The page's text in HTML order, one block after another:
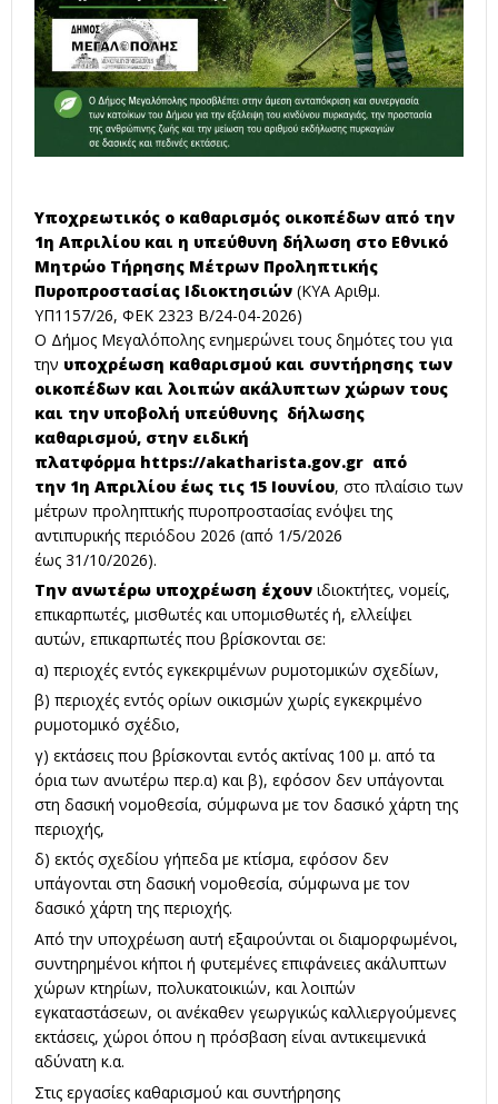
Υποχρεωτικός ο καθαρισμός οικοπέδων από την
1η Απριλίου και η υπεύθυνη δήλωση στο Εθνικό
Μητρώο Τήρησης Μέτρων Προληπτικής
Πυροπροστασίας Ιδιοκτησιών (ΚΥΑ Αριθμ.
ΥΠ1157/26, ΦΕΚ 2323 Β/24-04-2026)
Ο Δήμος Μεγαλόπολης ενημερώνει τους δημότες του για
την υποχρέωση καθαρισμού και συντήρησης των
οικοπέδων και λοιπών ακάλυπτων χώρων τους
και την υποβολή υπεύθυνης δήλωσης
καθαρισμού, στην ειδική
πλατφόρμα https://akatharista.gov.gr από
την 1η Απριλίου έως τις 15 Ιουνίου, στο πλαίσιο των
μέτρων προληπτικής πυροπροστασίας ενόψει της
αντιπυρικής περιόδου 2026 (από 1/5/2026
έως 31/10/2026).
Την ανωτέρω υποχρέωση έχουν ιδιοκτήτες, νομείς,
επικαρπωτές, μισθωτές και υπομισθωτές ή, ελλείψει
αυτών, επικαρπωτές που βρίσκονται σε:
α) περιοχές εντός εγκεκριμένων ρυμοτομικών σχεδίων,
β) περιοχές εντός ορίων οικισμών χωρίς εγκεκριμένο
ρυμοτομικό σχέδιο,
γ) εκτάσεις που βρίσκονται εντός ακτίνας 100 μ. από τα
όρια των ανωτέρω περ.α) και β), εφόσον δεν υπάγονται
στη δασική νομοθεσία, σύμφωνα με τον δασικό χάρτη της
περιοχής,
δ) εκτός σχεδίου γήπεδα με κτίσμα, εφόσον δεν
υπάγονται στη δασική νομοθεσία, σύμφωνα με τον
δασικό χάρτη της περιοχής.
Από την υποχρέωση αυτή εξαιρούνται οι διαμορφωμένοι,
συντηρημένοι κήποι ή φυτεμένες επιφάνειες ακάλυπτων
χώρων κτηρίων, πολυκατοικιών, και λοιπών
εγκαταστάσεων, οι ανέκαθεν γεωργικώς καλλιεργούμενες
εκτάσεις, χώροι όπου η πρόσβαση είναι αντικειμενικά
αδύνατη κ.α.
Στις εργασίες καθαρισμού και συντήρησης